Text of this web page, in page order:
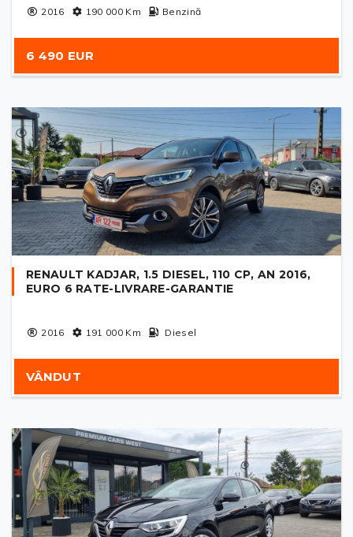
2016 190 000Km Benzină
6 490 EUR
RENAULT KADJAR, 1.5 DIESEL, 110 CP, AN 2016,
EURO 6 RATE-LIVRARE-GARANTIE
2016 191 000Km Diesel
VÂNDUT